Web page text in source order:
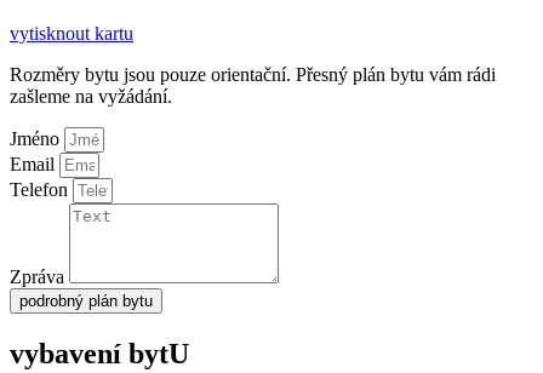
vytisknout kartu
Rozměry bytu jsou pouze orientační. Přesný plán bytu vám rádi
zašleme na vyžádání.
Jméno
Email
Telefon
Zpráva
podrobný plán bytu
vybavení bytU